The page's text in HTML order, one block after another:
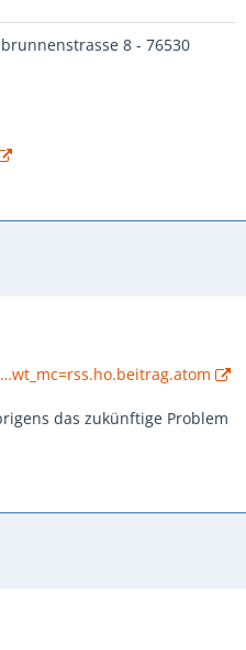
8 - 76530
das zukünftige Problem